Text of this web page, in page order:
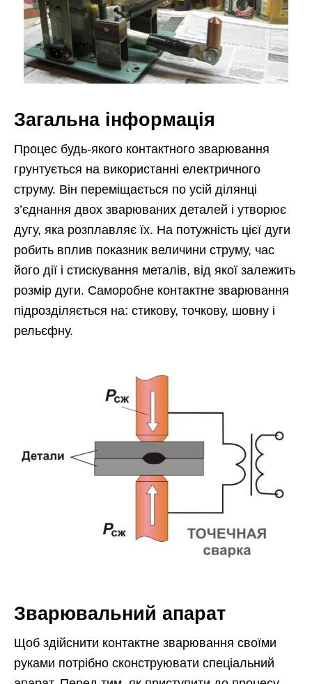
Загальна інформація
Процес будь-якого контактного зварювання
грунтується на використанні електричного
струму. Він переміщається по усій ділянці
з’єднання двох зварюваних деталей і утворює
дугу, яка розплавляє їх. На потужність цієї дуги
робить вплив показник величини струму, час
його дії і стискування металів, від якої залежить
розмір дуги. Саморобне контактне зварювання
підрозділяється на: стикову, точкову, шовну і
рельєфну.
Зварювальний апарат
Щоб здійснити контактне зварювання своїми
руками потрібно сконструювати спеціальний